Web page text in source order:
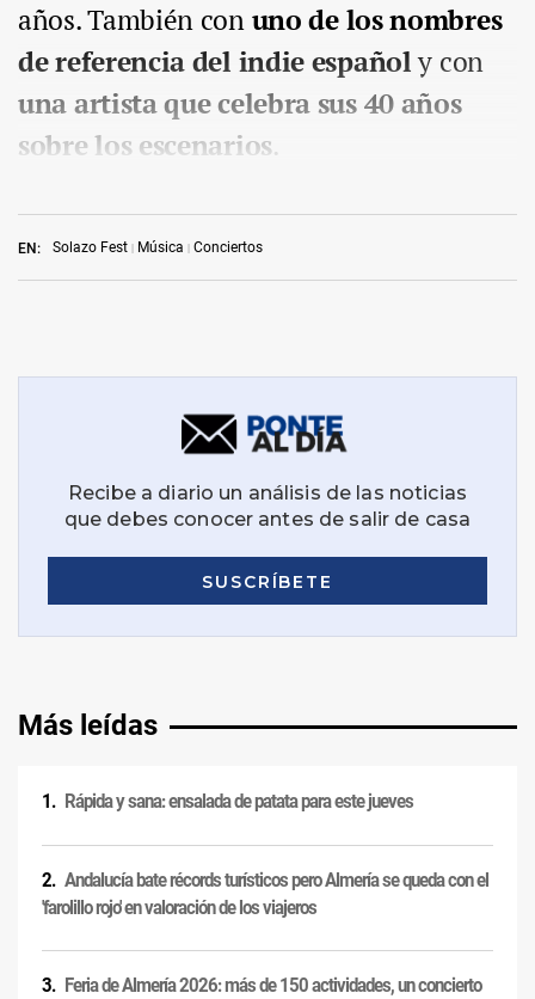
EN: Solazo Fest Música Conciertos
años. También conuno de los nombres
de referencia del indie españoly con
una artista que celebra sus 40 años
sobre los escenarios.
Más leídas
Rápida y sana: ensalada de patata para este jueves
Andalucía bate récords turísticos pero Almería se queda con el
'farolillo rojo' en valoración de los viajeros
Feria de Almería 2026: más de 150 actividades, un concierto